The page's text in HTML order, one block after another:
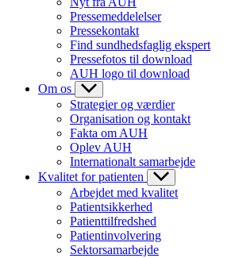
Pressemeddelelser
Pressekontakt
Find sundhedsfaglig ekspert
Pressefotos til download
AUH logo til download
Om os
Strategier og værdier
Organisation og kontakt
Fakta om AUH
Oplev AUH
Internationalt samarbejde
Kvalitet for patienten
Arbejdet med kvalitet
Patientsikkerhed
Patienttilfredshed
Patientinvolvering
Sektorsamarbejde